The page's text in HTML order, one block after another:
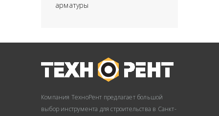
арматуры
Компания ТехноРент предлагает большой
выбор инструмента для строительства в Санкт-